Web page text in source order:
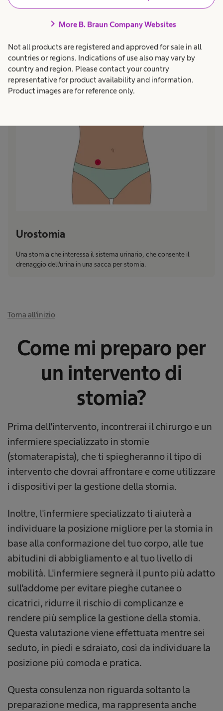
chevron_right More B. Braun Company Websites
Not all products are registered and approved for sale in all
countries or regions. Indications of use also may vary by
country and region. Please contact your country
representative for product availability and information.
Product images are for reference only.
Ileostomia
Una stomia a livello dell'intestino tenue (ileo), che consente alle
feci di passare in una sacca per stomia. Di solito presenta
un'emissione più liquida.
Urostomia
Una stomia che interessa il sistema urinario, che consente il
drenaggio dell'urina in una sacca per stomia.
Torna all'inizio
Come mi preparo per
un intervento di
stomia?​​
Prima dell'intervento, incontrerai il chirurgo e un
infermiere specializzato in stomie
(stomaterapista), che ti spiegheranno il tipo di
intervento che dovrai affrontare e come utilizzare
i dispositivi per la gestione della stomia.
Inoltre, l'infermiere specializzato ti aiuterà a
individuare la posizione migliore per la stomia in
base alla conformazione del tuo corpo, alle tue
abitudini di abbigliamento e al tuo livello di
mobilità. L'infermiere segnerà il punto più adatto
sull'addome per evitare pieghe cutanee o
cicatrici, ridurre il rischio di complicanze e
rendere più semplice la gestione della stomia.
Questa valutazione viene effettuata mentre sei
seduto, in piedi e sdraiato, così da individuare la
posizione più comoda e pratica.
Questa consulenza non riguarda soltanto la
preparazione medica, ma rappresenta anche